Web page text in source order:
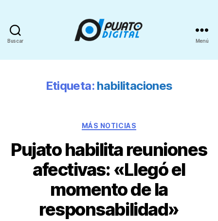
Buscar Menú
Etiqueta: habilitaciones
MÁS NOTICIAS
Pujato habilita reuniones
afectivas: «Llegó el
momento de la
responsabilidad»